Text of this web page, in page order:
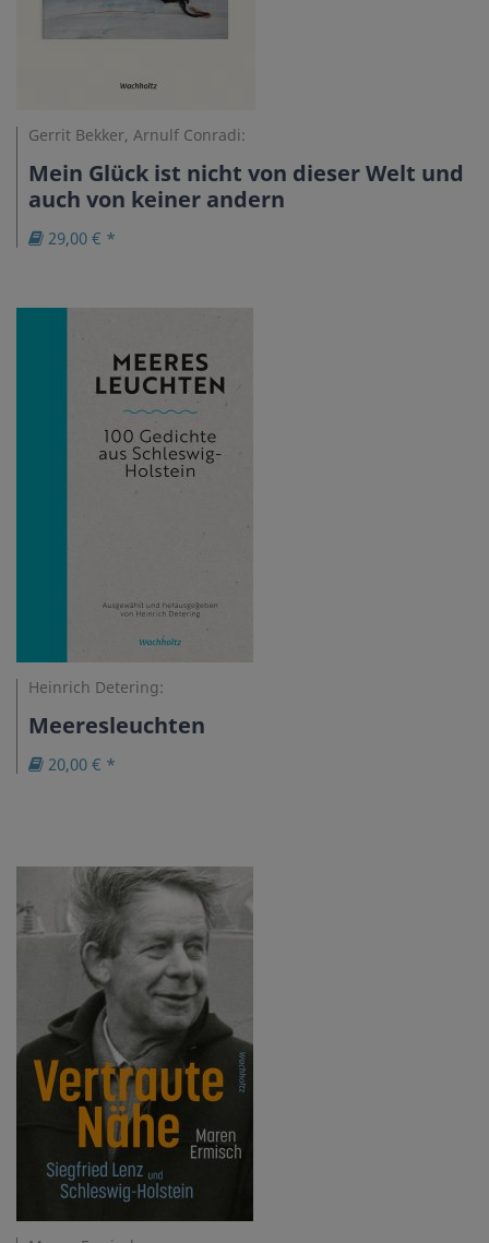
Gerrit Bekker, Arnulf Conradi:
Mein Glück ist nicht von dieser Welt und
auch von keiner andern
29,00 € *
Heinrich Detering:
Meeresleuchten
20,00 € *